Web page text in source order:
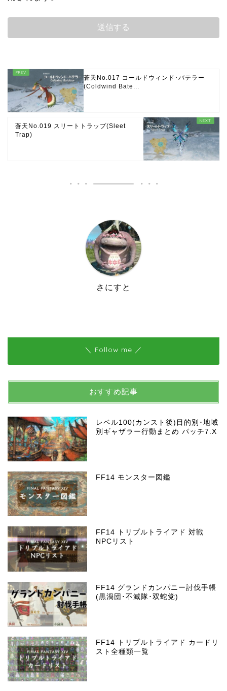
蒼天No.017 コールドウィンド･バテラー
(Coldwind Bate...
蒼天No.019 スリートトラップ(Sleet
Trap)
さにすと
＼ Follow me ／
おすすめ記事
レベル100(カンスト後)目的別･地域
別ギャザラー行動まとめ パッチ7.X
FF14 モンスター図鑑
FF14 トリプルトライアド 対戦
NPCリスト
FF14 グランドカンパニー討伐手帳
(黒渦団･不滅隊･双蛇党)
FF14 トリプルトライアド カードリ
スト全種類一覧